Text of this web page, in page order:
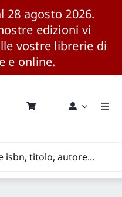
28 agosto 2026.
edizioni vi
vostre librerie di
e online.